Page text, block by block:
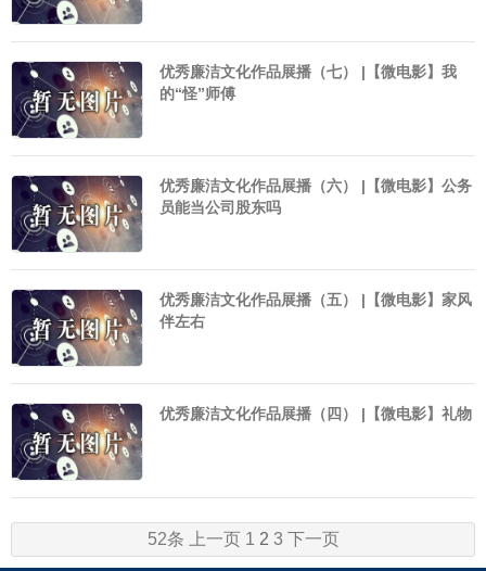
优秀廉洁文化作品展播（七） |【微电影】我
的“怪”师傅
优秀廉洁文化作品展播（六） |【微电影】公务
员能当公司股东吗
优秀廉洁文化作品展播（五） |【微电影】家风
伴左右
优秀廉洁文化作品展播（四） |【微电影】礼物
52条 上一页 1 2 3 下一页